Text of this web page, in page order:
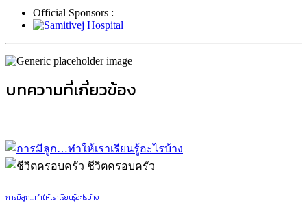
Official Sponsors :
บทความที่เกี่ยวข้อง
ชีวิตครอบครัว
การมีลูก…ทำให้เราเรียนรู้อะไรบ้าง